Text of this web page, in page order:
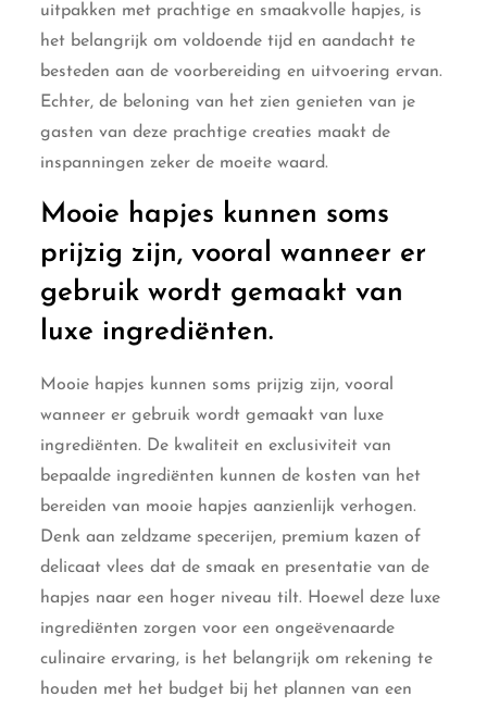
uitpakken met prachtige en smaakvolle hapjes, is
het belangrijk om voldoende tijd en aandacht te
besteden aan de voorbereiding en uitvoering ervan.
Echter, de beloning van het zien genieten van je
gasten van deze prachtige creaties maakt de
inspanningen zeker de moeite waard.
Mooie hapjes kunnen soms
prijzig zijn, vooral wanneer er
gebruik wordt gemaakt van
luxe ingrediënten.
Mooie hapjes kunnen soms prijzig zijn, vooral
wanneer er gebruik wordt gemaakt van luxe
ingrediënten. De kwaliteit en exclusiviteit van
bepaalde ingrediënten kunnen de kosten van het
bereiden van mooie hapjes aanzienlijk verhogen.
Denk aan zeldzame specerijen, premium kazen of
delicaat vlees dat de smaak en presentatie van de
hapjes naar een hoger niveau tilt. Hoewel deze luxe
ingrediënten zorgen voor een ongeëvenaarde
culinaire ervaring, is het belangrijk om rekening te
houden met het budget bij het plannen van een